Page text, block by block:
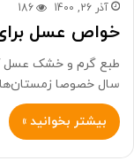
آذر 26, 1400 186
خواص عسل
طبع گرم و خشک عسل
سال خصوصا
بیشتر بخوانید »